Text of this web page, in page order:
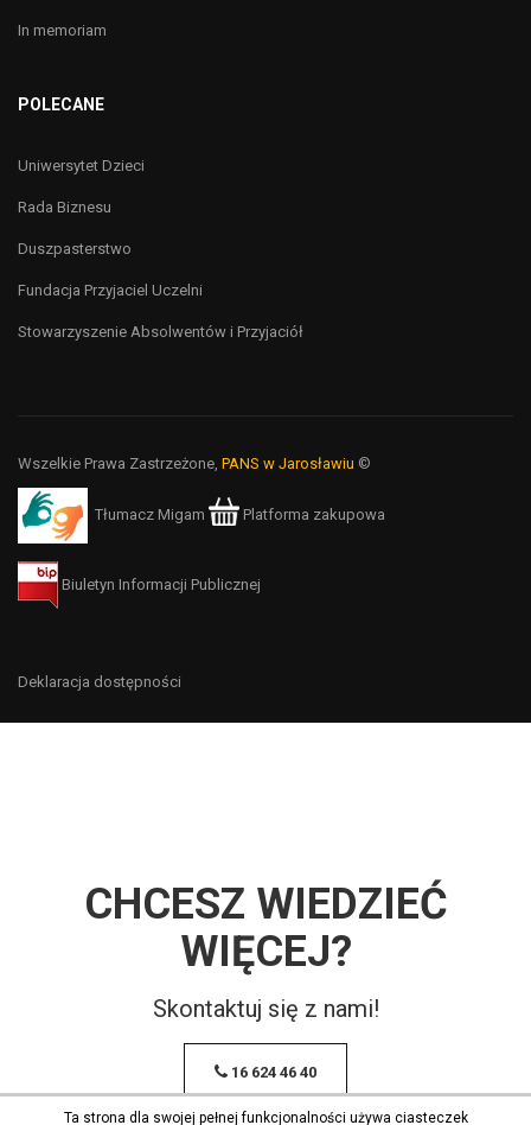
In memoriam
POLECANE
Uniwersytet Dzieci
Rada Biznesu
Duszpasterstwo
Fundacja Przyjaciel Uczelni
Stowarzyszenie Absolwentów i Przyjaciół
Wszelkie Prawa Zastrzeżone, PANS w Jarosławiu ©
Tłumacz Migam Platforma zakupowa
Biuletyn Informacji Publicznej
Deklaracja dostępności
CHCESZ WIEDZIEĆ
WIĘCEJ?
Skontaktuj się z nami!
16 624 46 40
Ta strona dla swojej pełnej funkcjonalności używa ciasteczek